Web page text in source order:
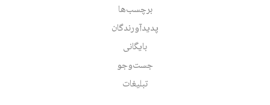
برچسب‌ها
پدیدآورندگان
بایگانی
جست‌وجو
تبلیغات